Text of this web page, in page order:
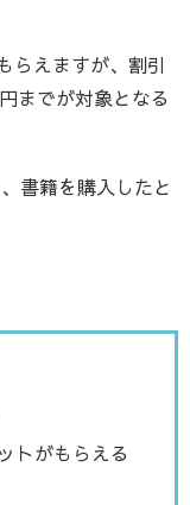
らえますが、割引
までが対象となる
書籍を購入したと
トがもらえる